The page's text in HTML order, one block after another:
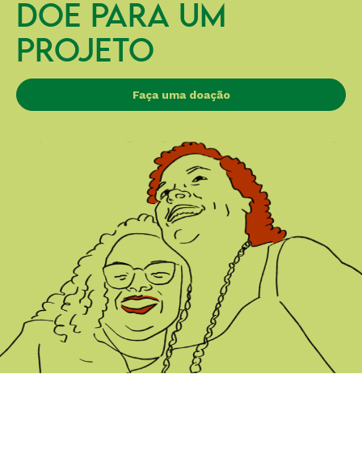
DOE PARA UM
PROJETO
Faça uma doação